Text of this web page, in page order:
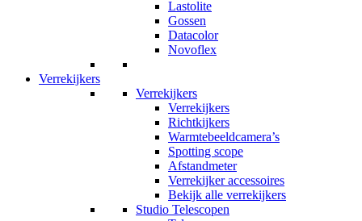
Lastolite
Gossen
Datacolor
Novoflex
Verrekijkers
Verrekijkers
Verrekijkers
Richtkijkers
Warmtebeeldcamera’s
Spotting scope
Afstandmeter
Verrekijker accessoires
Bekijk alle verrekijkers
Studio Telescopen